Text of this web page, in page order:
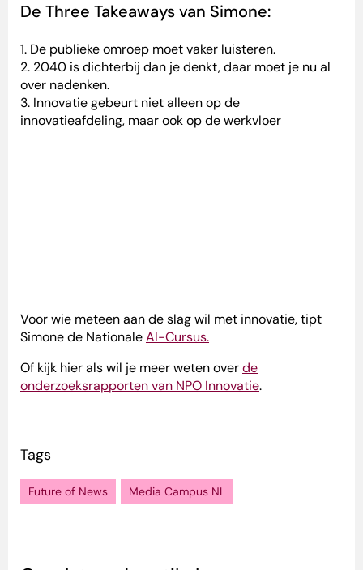
De Three Takeaways van Simone:
1. De publieke omroep moet vaker luisteren.
2. 2040 is dichterbij dan je denkt, daar moet je nu al
over nadenken.
3. Innovatie gebeurt niet alleen op de
innovatieafdeling, maar ook op de werkvloer
Voor wie meteen aan de slag wil met innovatie, tipt
Simonede NationaleAI-Cursus.
Of kijk hier als wil je meer weten overde
onderzoeksrapporten van NPO Innovatie.
Tags
Future of News Media Campus NL